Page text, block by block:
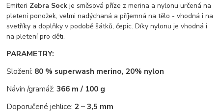
Emiteri Zebra Sock je směsová příze z merina a nylonu určená na
pletení ponožek, velmi nadýchaná a příjemná na tělo - vhodná i na
svetříky a doplňky v podobě šátků, čepic. Díky nylonu je vhodná i
na pletení pro děti.
PARAMETRY:
Složení: 80 % superwash merino, 20% nylon
Návin /gramáž: 366 m / 100 g
Doporučené jehlice:2 – 3,5 mm